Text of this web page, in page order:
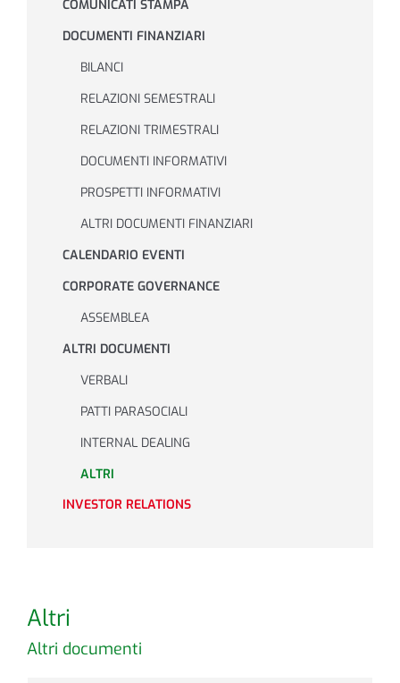
Lavora con noi
COMUNICATI STAMPA
DOCUMENTI FINANZIARI
BILANCI
RELAZIONI SEMESTRALI
RELAZIONI TRIMESTRALI
DOCUMENTI INFORMATIVI
PROSPETTI INFORMATIVI
ALTRI DOCUMENTI FINANZIARI
CALENDARIO EVENTI
CORPORATE GOVERNANCE
ASSEMBLEA
ALTRI DOCUMENTI
VERBALI
PATTI PARASOCIALI
INTERNAL DEALING
ALTRI
INVESTOR RELATIONS
Altri
Altri documenti